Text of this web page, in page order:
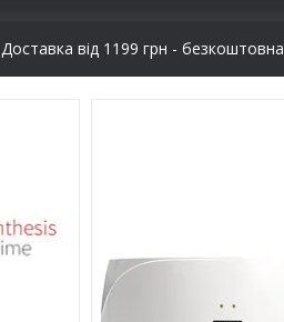
Доставка від 1199 грн - безкоштовна